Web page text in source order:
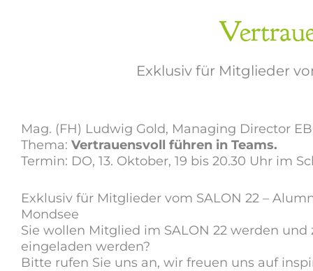
Exklusiv für Mitglieder
Mag. (FH) Ludwig Gold, Managing Director
Thema: Vertrauensvoll führen in Teams.
Termin: DO, 13. Oktober, 19 bis 20.30 Uhr im
Exklusiv für Mitglieder vom SALON 22 –
Mondsee
Sie wollen Mitglied im SALON 22 werden
eingeladen werden?
Bitte rufen Sie uns an, wir freuen uns auf